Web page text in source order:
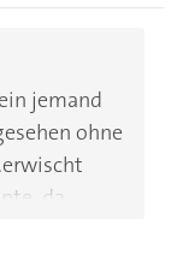
jemand
ohne
da
zeigen